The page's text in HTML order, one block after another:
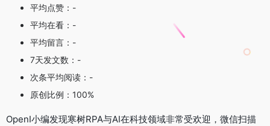
平均点赞：-
平均在看：-
平均留言：-
7天发文数：-
次条平均阅读：-
原创比例：100%
OpenI小编发现寒树RPA与AI在科技领域非常受欢迎，微信扫描